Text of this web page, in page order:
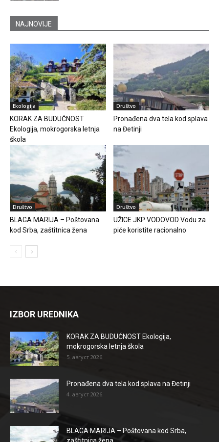
NAJNOVIJE
Ekologija
KORAK ZA BUDUĆNOST
Ekologija, mokrogorska letnja
škola
Društvo
Pronađena dva tela kod splava
na Đetinji
Društvo
BLAGA MARIJA – Poštovana
kod Srba, zaštitnica žena
Društvo
UŽICE JKP VODOVOD Vodu za
piće koristite racionalno
IZBOR UREDNIKA
KORAK ZA BUDUĆNOST Ekologija,
mokrogorska letnja škola
5. август 2026.
Pronađena dva tela kod splava na Đetinji
4. август 2026.
BLAGA MARIJA – Poštovana kod Srba,